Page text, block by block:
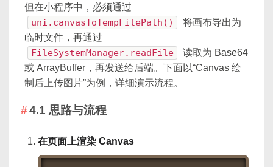
但在小程序中，必须通过
uni.canvasToTempFilePath()
将画布导出为
临时文件，再通过
FileSystemManager.readFile
读取为 Base64
或 ArrayBuffer，再发送给后端。下面以“Canvas 绘
制后上传图片”为例，详细演示流程。
4.1 思路与流程
在页面上渲染 Canvas